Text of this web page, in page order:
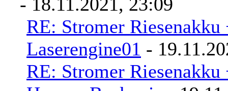
RE: Stromer
Laserengine01 -
RE: Stromer